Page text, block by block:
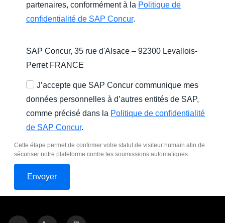
partenaires, conformément à la Politique de
confidentialité de SAP Concur.
SAP Concur, 35 rue d'Alsace – 92300 Levallois-
Perret FRANCE
J’accepte que SAP Concur communique mes
données personnelles à d’autres entités de SAP,
comme précisé dans la Politique de confidentialité
de SAP Concur.
Cette étape permet de confirmer votre statut de visiteur humain afin de
sécuriser notre plateforme contre les soumissions automatiques.